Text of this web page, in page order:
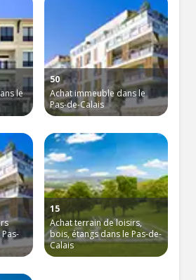
le
50
Achat immeuble dans le
Pas-de-Calais
15
Achat terrain de loisirs,
bois, étangs dans le Pas-de-
Calais